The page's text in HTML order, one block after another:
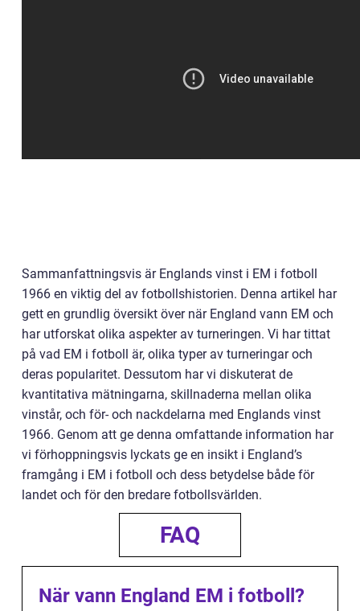
Sammanfattningsvis är Englands vinst i EM i fotboll
1966 en viktig del av fotbollshistorien. Denna artikel har
gett en grundlig översikt över när England vann EM och
har utforskat olika aspekter av turneringen. Vi har tittat
på vad EM i fotboll är, olika typer av turneringar och
deras popularitet. Dessutom har vi diskuterat de
kvantitativa mätningarna, skillnaderna mellan olika
vinstår, och för- och nackdelarna med Englands vinst
1966. Genom att ge denna omfattande information har
vi förhoppningsvis lyckats ge en insikt i England’s
framgång i EM i fotboll och dess betydelse både för
landet och för den bredare fotbollsvärlden.
FAQ
När vann England EM i fotboll?